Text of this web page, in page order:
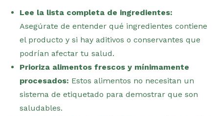
Lee la lista completa de ingredientes:
Asegúrate de entender qué ingredientes contiene
el producto y si hay aditivos o conservantes que
podrían afectar tu salud.
Prioriza alimentos frescos y mínimamente
procesados: Estos alimentos no necesitan un
sistema de etiquetado para demostrar que son
saludables.